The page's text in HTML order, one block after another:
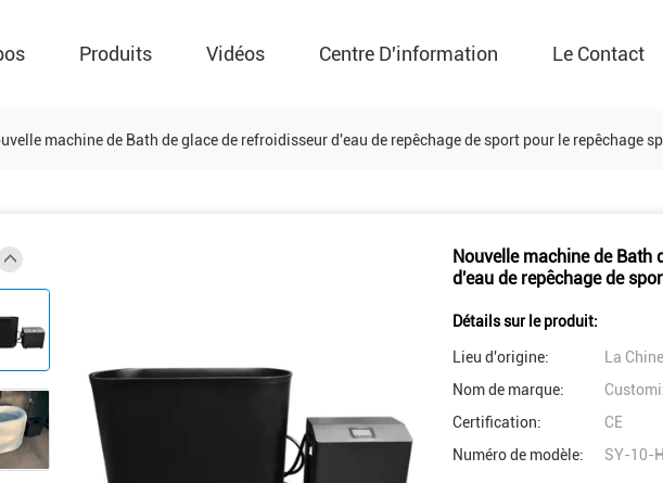
Produits Vidéos Centre D'information Le Contact
machine de Bath de glace de refroidisseur d'eau de repêchage de sport pour le repêchage
Nouvelle machine de Bath
d'eau de repêchage de
Détails sur le produit:
Lieu d'origine:
La Chine
Nom de marque:
Certification:
CE
Numéro de modèle:
SY-10-